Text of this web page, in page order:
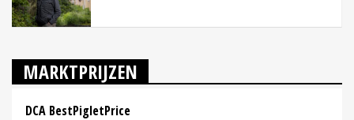
MARKTPRIJZEN
DCA BestPigletPrice